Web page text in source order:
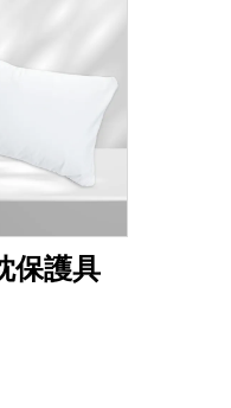
保護具